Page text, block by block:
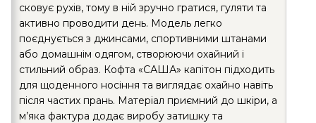
сковує рухів, тому в ній зручно гратися, гуляти та
активно проводити день. Модель легко
поєднується з джинсами, спортивними штанами
або домашнім одягом, створюючи охайний і
стильний образ. Кофта «САША» капітон підходить
для щоденного носіння та виглядає охайно навіть
після частих прань. Матеріал приємний до шкіри, а
м’яка фактура додає виробу затишку та